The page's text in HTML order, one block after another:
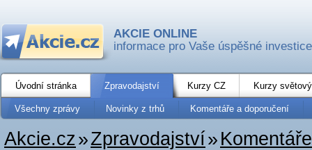
AKCIE ONLINE
informace pro Vaše úspěšné investice
Úvodní stránka Zpravodajství Kurzy CZ Kurzy
Všechny zprávy Novinky z trhů Komentáře a doporučení
Akcie.cz»Zpravodajství»